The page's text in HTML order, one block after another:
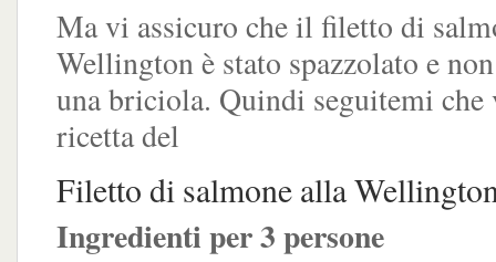
Ma vi assicuro che il filetto di
Wellington è stato spazzolato e
una briciola. Quindi seguitemi che
ricetta del
Filetto di salmone alla
Ingredienti per 3 persone